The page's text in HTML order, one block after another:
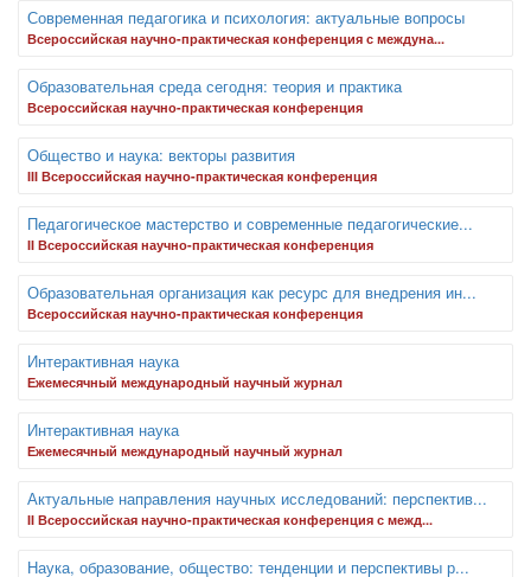
Современная педагогика и психология: актуальные вопросы
Всероссийская научно-практическая конференция с междуна...
Образовательная среда сегодня: теория и практика
Всероссийская научно-практическая конференция
Общество и наука: векторы развития
III Всероссийская научно-практическая конференция
Педагогическое мастерство и современные педагогические...
II Всероссийская научно-практическая конференция
Образовательная организация как ресурс для внедрения ин...
Всероссийская научно-практическая конференция
Интерактивная наука
Ежемесячный международный научный журнал
Интерактивная наука
Ежемесячный международный научный журнал
Актуальные направления научных исследований: перспектив...
II Всероссийская научно-практическая конференция с межд...
Наука, образование, общество: тенденции и перспективы р...